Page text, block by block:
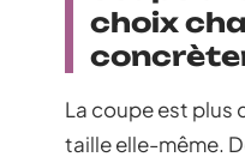
choix
La coupe est plus
taille elle-même.